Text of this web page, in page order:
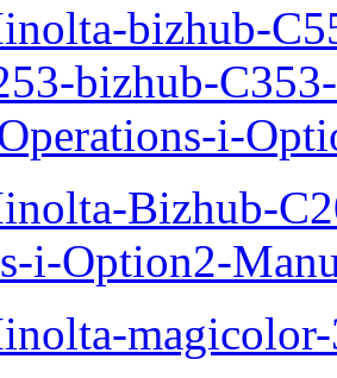
bizhub-
bizhub-
i-
Bizhub-
i-Option2-